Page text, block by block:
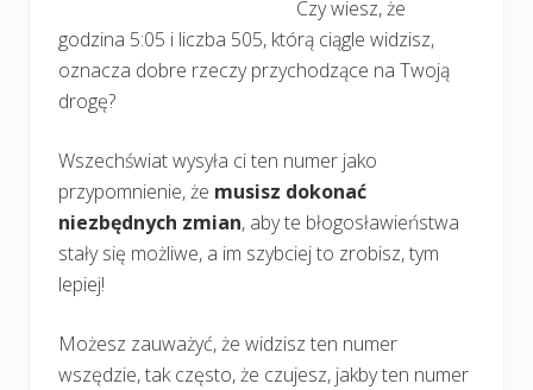
Czy wiesz, że
godzina 5:05 i liczba 505, którą ciągle widzisz,
oznacza dobre rzeczy przychodzące na Twoją
drogę?
Wszechświat wysyła ci ten numer jako
przypomnienie, że musisz dokonać
niezbędnych zmian, aby te błogosławieństwa
stały się możliwe, a im szybciej to zrobisz, tym
lepiej!
Możesz zauważyć, że widzisz ten numer
wszędzie, tak często, że czujesz, jakby ten numer